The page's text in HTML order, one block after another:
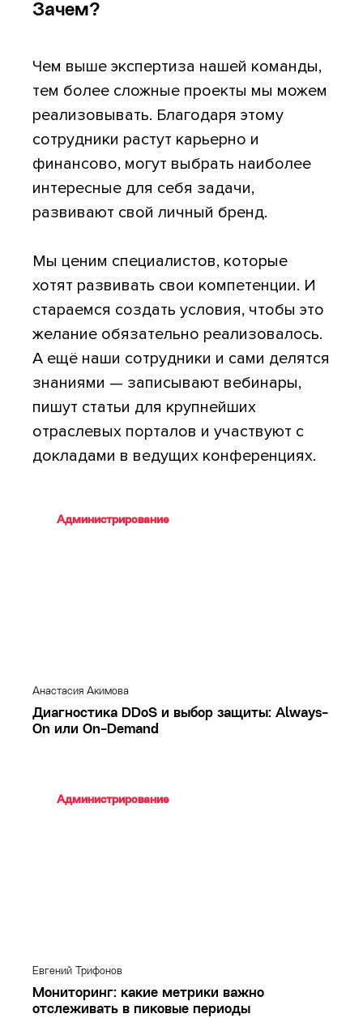
Зачем?
Чем выше экспертиза нашей команды,
тем более сложные проекты мы можем
реализовывать. Благодаря этому
сотрудники растут карьерно и
финансово, могут выбрать наиболее
интересные для себя задачи,
развивают свой личный бренд.
Мы ценим специалистов, которые
хотят развивать свои компетенции. И
стараемся создать условия, чтобы это
желание обязательно реализовалось.
А ещё наши сотрудники и сами делятся
знаниями — записывают вебинары,
пишут статьи для крупнейших
отраслевых порталов и участвуют с
докладами в ведущих конференциях.
Администрирование
Анастасия Акимова
Диагностика DDoS и выбор защиты: Always-
On или On-Demand
Администрирование
Евгений Трифонов
Мониторинг: какие метрики важно
отслеживать в пиковые периоды